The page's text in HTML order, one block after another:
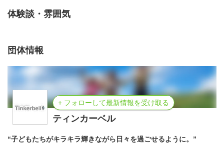
体験談・雰囲気
団体情報
+ フォローして最新情報を受け取る
ティンカーベル
“子どもたちがキラキラ輝きながら日々を過ごせるように。”